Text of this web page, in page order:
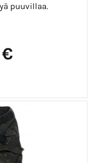
puuvillaa.